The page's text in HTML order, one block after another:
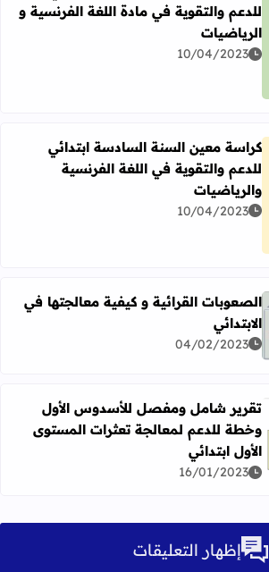
عن كراسة معين السنة الخامسة ابتدائي للدعم
للدعم والتقوية في مادة اللغة الفرنسية و
الرياضيات
10/04/2023
عن كراسة معين السنة السادسة ابتدائي للدعم
كراسة معين السنة السادسة ابتدائي
للدعم والتقوية في اللغة الفرنسية
والرياضيات
10/04/2023
عن الصعوبات القرائية و كيفية معالجتها في
الصعوبات القرائية و كيفية معالجتها في
الابتدائي
04/02/2023
عن تقرير شامل ومفصل للأسدوس الأول وخطة
تقرير شامل ومفصل للأسدوس الأول
وخطة للدعم لمعالجة تعثرات المستوى
الأول ابتدائي
16/01/2023
إظهار التعليقات